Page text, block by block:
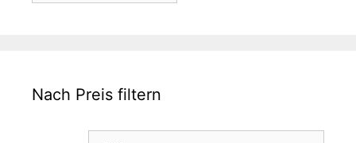
Nach Preis filtern